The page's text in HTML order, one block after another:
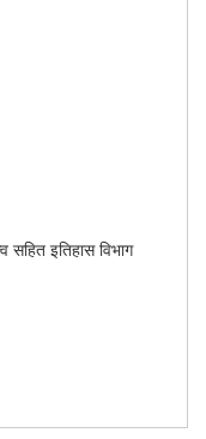
सहित इतिहास विभाग